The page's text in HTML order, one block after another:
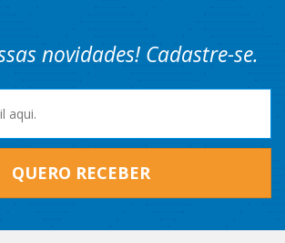
novidades! Cadastre-se.
QUERO RECEBER